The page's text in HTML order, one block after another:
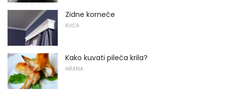
Zidne korneče
KUĆA
Kako kuvati pileća krila?
HRANA